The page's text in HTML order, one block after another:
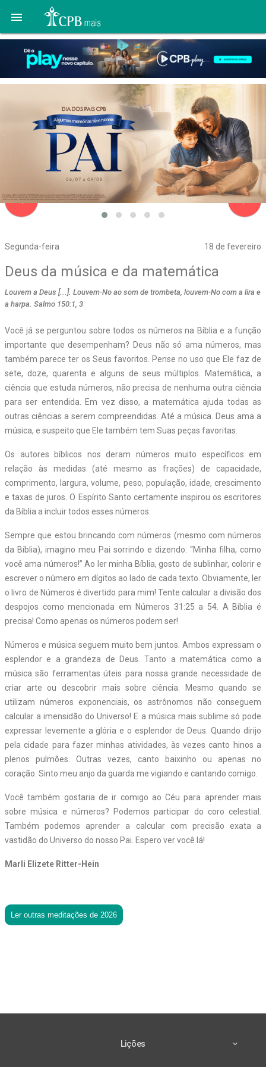

Segunda-feira 18 de fevereiro
navigate_before
Deus da música e da matemática
Louvem a Deus [...]. Louvem-No ao som de trombeta, louvem-No com a lira e
a harpa. Salmo 150:1, 3
Você já se perguntou sobre todos os números na Bíblia e a função
importante que desempenham? Deus não só ama números, mas
também parece ter os Seus favoritos. Pense no uso que Ele faz de
sete, doze, quarenta e alguns de seus múltiplos. Matemática, a
ciência que estuda números, não precisa de nenhuma outra ciência
para ser entendida. Em vez disso, a matemática ajuda todas as
outras ciências a serem compreendidas. Até a música. Deus ama a
música, e suspeito que Ele também tem Suas peças favoritas.
Os autores bíblicos nos deram números muito específicos em
relação às medidas (até mesmo as frações) de capacidade,
comprimento, largura, volume, peso, população, idade, crescimento
e taxas de juros. O Espírito Santo certamente inspirou os escritores
da Bíblia a incluir todos esses números.
Sempre que estou brincando com números (mesmo com números
da Bíblia), imagino meu Pai sorrindo e dizendo: “Minha filha, como
você ama números!” Ao ler minha Bíblia, gosto de sublinhar, colorir e
escrever o número em dígitos ao lado de cada texto. Obviamente, ler
o livro de Números é divertido para mim! Tente calcular a divisão dos
despojos como mencionada em Números 31:25 a 54. A Bíblia é
precisa! Como apenas os números podem ser!
Números e música seguem muito bem juntos. Ambos expressam o
esplendor e a grandeza de Deus. Tanto a matemática como a
música são ferramentas úteis para nossa grande necessidade de
criar arte ou descobrir mais sobre ciência. Mesmo quando se
utilizam números exponenciais, os astrônomos não conseguem
calcular a imensidão do Universo! E a música mais sublime só pode
expressar levemente a glória e o esplendor de Deus. Quando dirijo
pela cidade para fazer minhas atividades, às vezes canto hinos a
plenos pulmões. Outras vezes, canto baixinho ou apenas no
coração. Sinto meu anjo da guarda me vigiando e cantando comigo.
Você também gostaria de ir comigo ao Céu para aprender mais
sobre música e números? Podemos participar do coro celestial.
Também podemos aprender a calcular com precisão exata a
vastidão do Universo do nosso Pai. Espero ver você lá!
Marli Elizete Ritter-Hein
Ler outras meditações de 2026
navigate_next
Lições